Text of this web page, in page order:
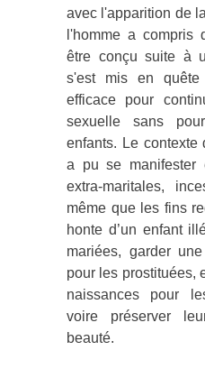
avec l'apparition de
l'homme a compris
être conçu suite à
s'est mis en
efficace pour
sexuelle sans
enfants. Le
a pu se manifester
extra-maritales,
même que les fins
honte d’un enfant
mariées, garder
pour les prostituées,
naissances pour
voire préserver
beauté.